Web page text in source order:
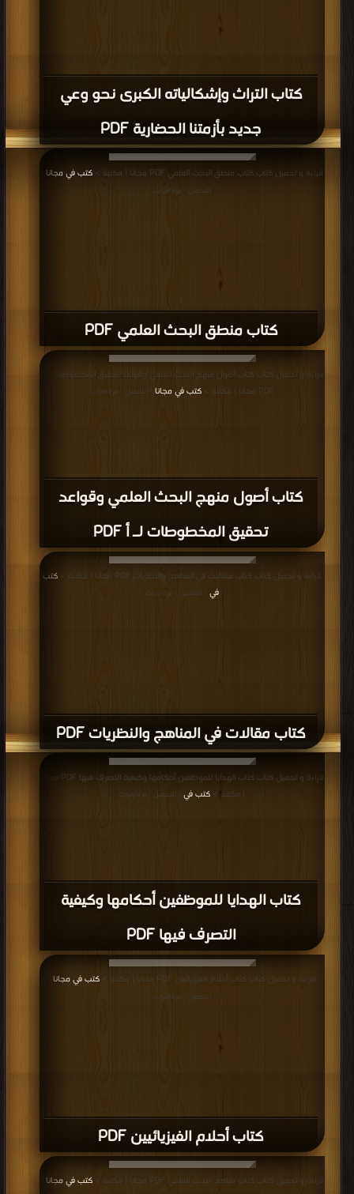
كتاب التراث وإشكالياته الكبرى نحو وعي
جديد بأزمتنا الحضارية PDF
كتاب منطق البحث العلمي PDF
قراءة و تحميل كتاب كتاب منطق البحث العلمي PDF مجانا | مكتبة > كتب في مجانا
التحميل : مرة/مرات
كتاب أصول منهج البحث العلمي وقواعد
تحقيق المخطوطات لـ أ PDF
قراءة و تحميل كتاب كتاب أصول منهج البحث العلمي وقواعد تحقيق المخطوطات لـ أ
PDF مجانا | مكتبة >
كتب في مجانا | التحميل : مرة/مرات
كتاب مقالات في المناهج والنظريات PDF
قراءة و تحميل كتاب كتاب مقالات في المناهج والنظريات PDF مجانا | مكتبة >
كتب
في
| التحميل : مرة/مرات
كتاب الهدايا للموظفين أحكامها وكيفية
التصرف فيها PDF
قراءة و تحميل كتاب كتاب الهدايا للموظفين أحكامها وكيفية التصرف فيها PDF مجانا
| مكتبة > كتب في | التحميل : مرة/مرات
كتاب أحلام الفيزيائيين PDF
قراءة و تحميل كتاب كتاب أحلام الفيزيائيين PDF مجانا | مكتبة > كتب في مجانا
التحميل : مرة/مرات
قراءة و تحميل كتاب كتاب مناهج البحث العلمي PDF مجانا | مكتبة > كتب في مجانا